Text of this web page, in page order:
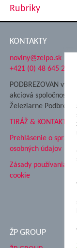
Rubriky
KONTAKTY
noviny@zelpo.sk
+421 (0) 48 645 2711
PODBREZOVAN
akciová spoločnosť
Železiarne
TIRÁŽ & KONTAKT
Prehlásenie o
osobných údajov
Zásady používania
cookie
ŽP GROUP